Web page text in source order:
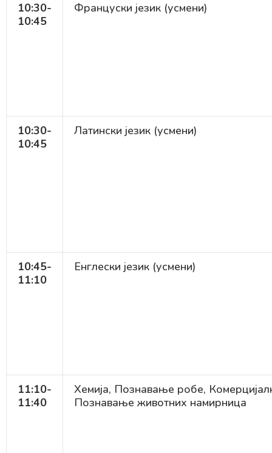
10:30-
10:45
Француски језик (усмени)
10:30-
10:45
Латински језик (усмени)
10:45-
11:10
Енглески језик (усмени)
11:10-
11:40
Хемија, Познавање робе,
Познавање животних намирница